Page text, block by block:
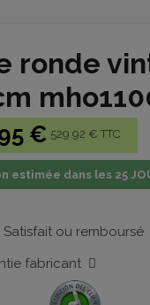
ronde
€ 529.92 € TTC
estimée dans les 25
Satisfait ou remboursé
fabricant